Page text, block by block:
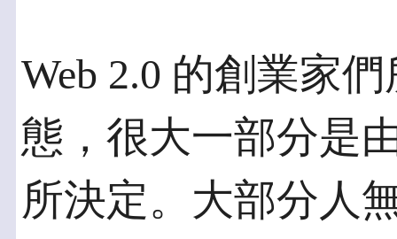
Web 2.0 的創業家
態，很大一部分是
所決定。大部分人